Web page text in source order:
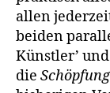
allen
beiden
Künstler’
die